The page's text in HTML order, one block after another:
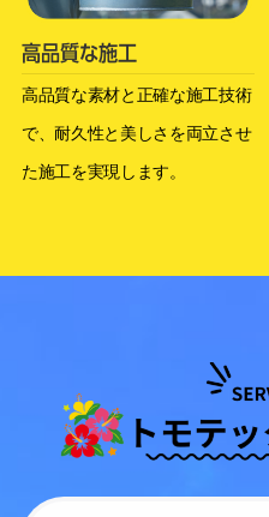
高品質な施工
高品質な素材と正確な施工技術
で、耐久性と美しさを両立させ
た施工を実現します。